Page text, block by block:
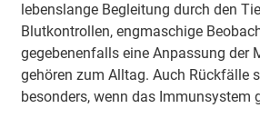
lebenslange Begleitung durch den
Blutkontrollen, engmaschige
gegebenenfalls eine Anpassung der
gehören zum Alltag. Auch Rückfälle
besonders, wenn das Immunsystem